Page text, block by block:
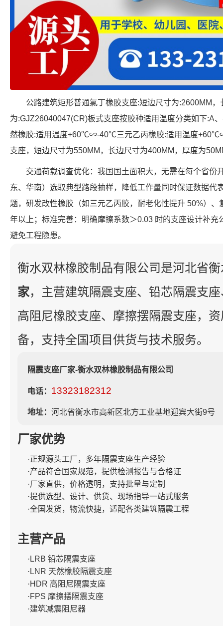
公路建筑矩形普通氯丁橡胶支座:短边尺寸为:2600MM
为:GJZ26040047(CR)板式支座按胶种适用温度分类如下
然橡胶:适用温度+60℃∽-40℃三元乙丙橡胶:适用温度
支座，短边尺寸为550MM，长边尺寸为400MM，厚度为
交通荷载调查优化：我国国土面积大，无需在每个省份
东、华南）选取典型路段抽样，降低工作量同时保证数据代
题，研发改性橡胶（如三元乙丙胶，耐老化性提升 50%）
年以上；标准完善：明确摩擦系数＞0.03 时的支座设计补
避免工程隐患。
衡水双林橡胶制品有限公司是河北省
家，主营建筑隔震支座、铅芯隔震支
高阻尼橡胶支座、摩擦摆隔震支座，
备，支持全国项目供货与技术服务。
隔震支座厂家-衡水双林橡胶制品有限公司
电话： 13323182312
地址： 河北省衡水市高新区北方工业基地迎宾大街9号
厂家优势
·正规源头工厂，多年隔震支座生产经验
·产品符合国家规范，提供检测报告与合格证
·厂家直供，价格透明，支持批量与定制
·提供选型、设计、供货、现场指导一站式服务
·全国发货，物流快捷，适配各类建筑隔震工程
主营产品
·LRB 铅芯隔震支座
·LNR 天然橡胶隔震支座
·HDR 高阻尼隔震支座
·FPS 摩擦摆隔震支座
·建筑减震阻尼器